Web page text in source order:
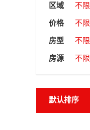
区域 不限
价格 不限
房型 不限
房源 不限
默认排序